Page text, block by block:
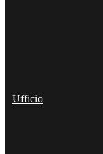
Ufficio